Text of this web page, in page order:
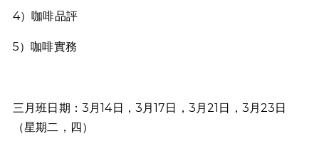
4）咖啡品評
5）咖啡實務
三月班日期：3月14日，3月17日，3月21日，3月23日
（星期二，四）